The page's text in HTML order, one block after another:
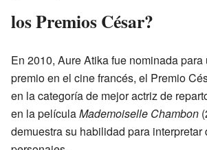
los Premios César?
En 2010, Aure Atika fue nominada para
premio en el cine francés, el Premio
en la categoría de mejor actriz de
en la películaMademoiselle Chambon
demuestra su habilidad para interpretar